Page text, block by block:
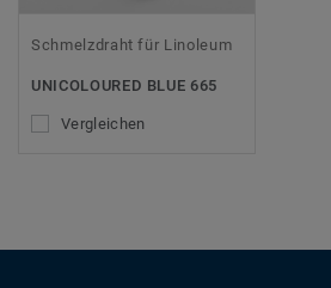
Schmelzdraht für Linoleum
UNICOLOURED BLUE 665
Vergleichen